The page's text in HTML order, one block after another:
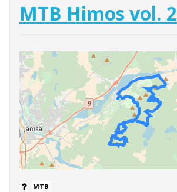
MTB Himos vol. 2
MTB